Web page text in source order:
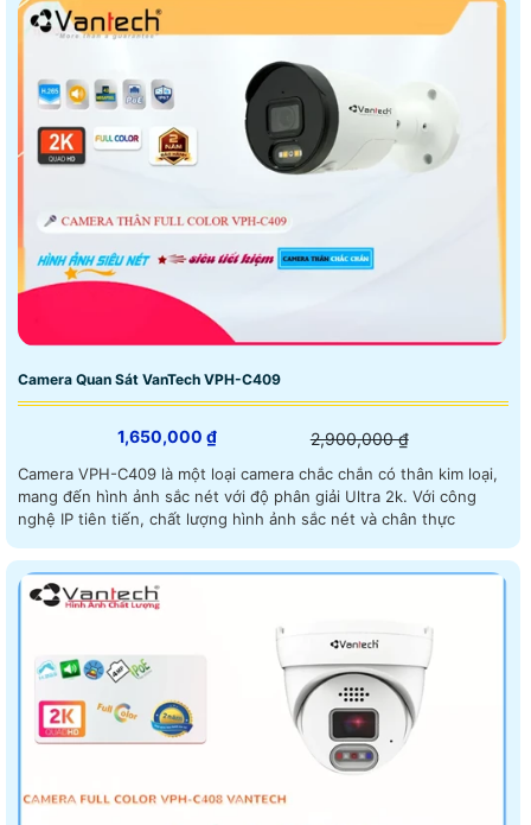
Camera Quan Sát VanTech VPH-C409
1,650,000 ₫ 2,900,000 ₫
Camera VPH-C409 là một loại camera chắc chắn có thân kim loại,
mang đến hình ảnh sắc nét với độ phân giải Ultra 2k. Với công
nghệ IP tiên tiến, chất lượng hình ảnh sắc nét và chân thực